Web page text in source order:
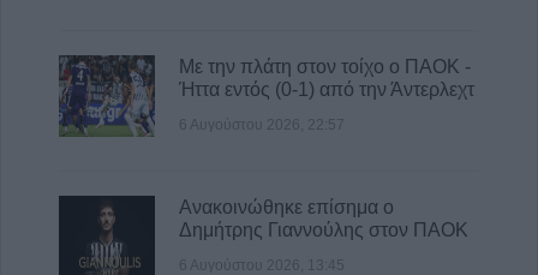
Με την πλάτη στον τοίχο ο ΠΑΟΚ -
Ήττα εντός (0-1) από την Άντερλεχτ
6 Αυγούστου 2026, 22:57
Ανακοινώθηκε επίσημα ο
Δημήτρης Γιαννούλης στον ΠΑΟΚ
6 Αυγούστου 2026, 13:45